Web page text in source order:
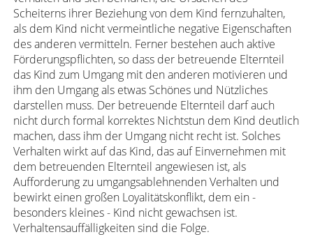
Scheiterns ihrer Beziehung von dem Kind fernzuhalten,
als dem Kind nicht vermeintliche negative Eigenschaften
des anderen vermitteln. Ferner bestehen auch aktive
Förderungspflichten, so dass der betreuende Elternteil
das Kind zum Umgang mit den anderen motivieren und
ihm den Umgang als etwas Schönes und Nützliches
darstellen muss. Der betreuende Elternteil darf auch
nicht durch formal korrektes Nichtstun dem Kind deutlich
machen, dass ihm der Umgang nicht recht ist. Solches
Verhalten wirkt auf das Kind, das auf Einvernehmen mit
dem betreuenden Elternteil angewiesen ist, als
Aufforderung zu umgangsablehnenden Verhalten und
bewirkt einen großen Loyalitätskonflikt, dem ein -
besonders kleines - Kind nicht gewachsen ist.
Verhaltensauffälligkeiten sind die Folge.